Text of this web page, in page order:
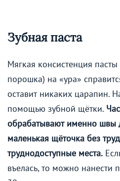
Зубная паста
Мягкая консистенция
порошка) на «ура»
оставит никаких царапин.
помощью зубной щётки.
обрабатывают именно швы
маленькая щёточка без
труднодоступные места.
въелась, то можно нанести